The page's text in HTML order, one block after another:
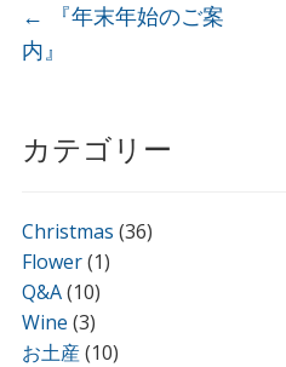
カテゴリー
Christmas (36)
Flower(1)
Q&A(10)
Wine (3)
お土産(10)
←
『年末年始のご案
内』